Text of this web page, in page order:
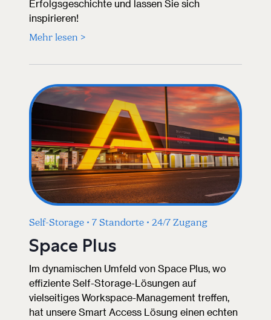
Erfolgsgeschichte und lassen Sie sich
inspirieren!
Mehr lesen >
Self-Storage • 7 Standorte • 24/7 Zugang
Space Plus
Im dynamischen Umfeld von Space Plus, wo
effiziente Self-Storage-Lösungen auf
vielseitiges Workspace-Management treffen,
hat unsere Smart Access Lösung einen echten